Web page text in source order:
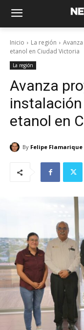
Inicio La región
etanol en Ciudad Victoria
La región
Avanza
etanol en
By Felipe Flamarique